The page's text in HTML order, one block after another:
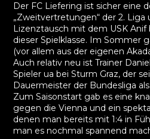
Der FC Liefering ist sicher eine
„Zweitvertretungen“ der 2. Liga
Lizenztausch mit dem USK Anif
dieser Spielklasse. Im Sommer
(vor allem aus der eigenen
Auch relativ neu ist Trainer
Spieler ua bei Sturm Graz, der
Dauermeister der Bundesliga
Zum Saisonstart gab es eine
gegen die Vienna und ein
denen man bereits mit 1:4 in
man es nochmal spannend